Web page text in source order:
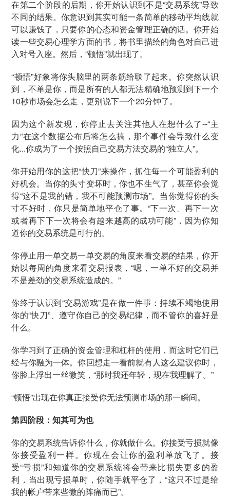
在第二个阶段的后期，你开始认识到不是“交易系统”导致
不同的结果。你意识到其实可能一条简单的移动平均线就
可以赚钱了，只要你的心态和资金管理正确的话。你开始
读一些交易心理学方面的书，将书里描绘的角色对自己进
入对号入座。然后，“顿悟”就出现了。
“顿悟”好象将你头脑里的两条筋给联了起来。你突然认识
到，不单是你，而是所有的人都无法精确地预测到下一个
10秒市场会怎么走，更别说下一个20分钟了。
因为这个新发现，你停止去关注其他人在想什么了--“主
力”在这个数据公布后将怎么搞，那个事件会导致什么变
化...你成为了一个按照自己交易方法交易的“独立人”。
你开始用你的这把“快刀”来操作，抓住每一个可能盈利的
好机会。当你的头寸变坏时，你也不生气了，甚至你会觉
得“这不是我的错，我不可能预测市场”。当你觉得你的头
寸不好时，你只是简单地平仓了事。“下一次、再下一次
或者再下下一次将会有越来越高的成功可能”，因为你知
道你的交易系统是可行的。
你停止用一单交易一单交易的角度来看交易的结果，你开
始以每周的角度来看交易报表，“嗯，一单不好的交易并
不是差劲的交易系统造成的。”
你终于认识到“交易游戏”是在做一件事：持续不竭地使用
你的“快刀”、遵守你自己的交易纪律，而不管你的喜好是
什么。
你学习到了正确的资金管理和杠杆的使用，而这时它们已
经与你融为一体。你回想走一看前就有人这么建议你时，
你脸上浮出一丝微笑，“那时我还年轻，现在我理解了。”
“顿悟”出现在你真正接受你无法预测市场的那一瞬间。
第四阶段：知其可为也
你的交易系统告诉你什么，你就做什么。你接受亏损就像
你接受盈利一样。你现在会让你的盈利单放飞了。接
受“亏损”和知道你的交易系统将会带来比损失更多的盈
利，当出现亏损单时，你随手就平仓了，“这只不过是给
我的帐户带来些微的阵痛而已”。